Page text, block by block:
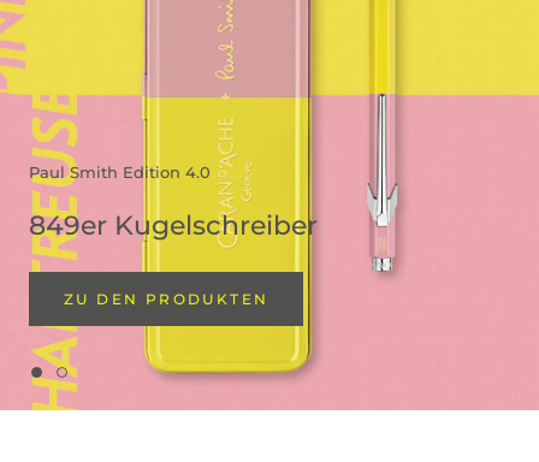
Paul Smith Edition 4.0
849er Kugelschreiber
ZU DEN PRODUKTEN